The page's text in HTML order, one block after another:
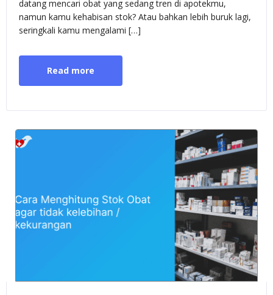
datang mencari obat yang sedang tren di apotekmu,
namun kamu kehabisan stok? Atau bahkan lebih buruk lagi,
seringkali kamu mengalami […]
Read more